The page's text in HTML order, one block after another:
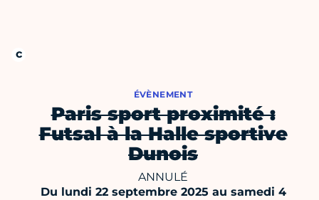
ÉVÈNEMENT
Paris sport proximité :
Futsal à la Halle sportive
Dunois
ANNULÉ
Du lundi 22 septembre 2025 au samedi 4